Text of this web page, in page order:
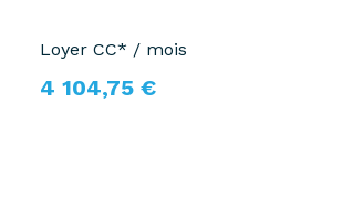
Loyer CC* / mois
4 104,75 €